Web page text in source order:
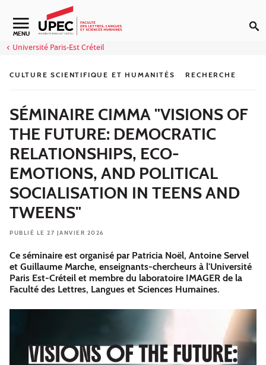
Aller au contenu
Navigation secondaire
MENU
Université Paris-Est Créteil
CULTURE SCIENTIFIQUE ET HUMANITÉS RECHERCHE
SÉMINAIRE CIMMA "VISIONS OF
THE FUTURE: DEMOCRATIC
RELATIONSHIPS, ECO-
EMOTIONS, AND POLITICAL
SOCIALISATION IN TEENS AND
TWEENS"
PUBLIÉ LE 27 JANVIER 2026
Ce séminaire est organisé par Patricia Noël, Antoine Servel
et Guillaume Marche, enseignants-chercheurs à l'Université
Paris Est-Créteil et membre du laboratoire IMAGER de la
Faculté des Lettres, Langues et Sciences Humaines.